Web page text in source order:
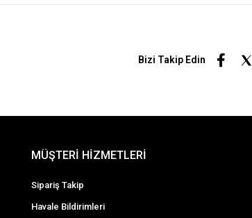
Bizi Takip Edin
MÜŞTERİ HİZMETLERİ
Sipariş Takip
Havale Bildirimleri